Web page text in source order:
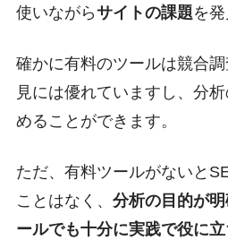
使いながらサイトの課題を発
確かに有料のツールは競合
見には優れていますし、分
めることができます。
ただ、有料ツールがないと
ことはなく、 分析の目的が
ールでも十分に実践で役に